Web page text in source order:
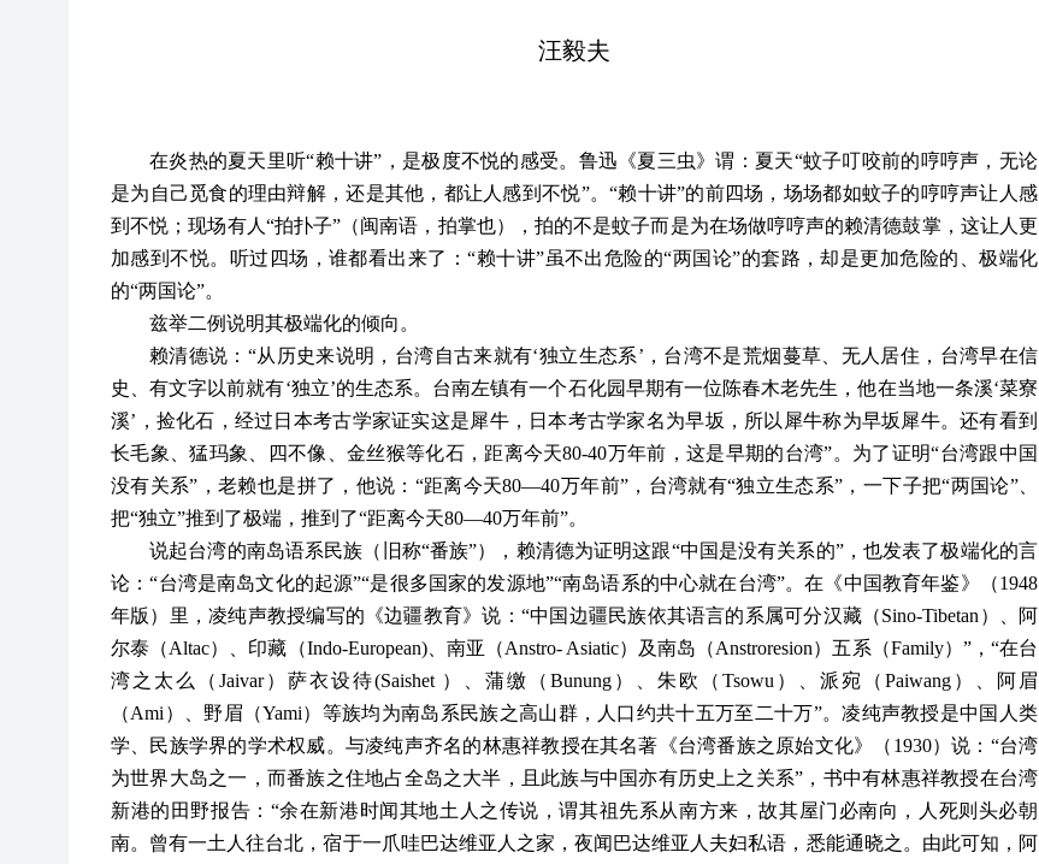
汪毅夫
在炎热的夏天里听“赖十讲”，是极度不悦的感受。鲁迅《夏三虫》谓：夏天“蚊子叮咬前的哼哼声，无论
是为自己觅食的理由辩解，还是其他，都让人感到不悦”。“赖十讲”的前四场，场场都如蚊子的哼哼声让人感
到不悦；现场有人“拍扑子”（闽南语，拍掌也），拍的不是蚊子而是为在场做哼哼声的赖清德鼓掌，这让人更
加感到不悦。听过四场，谁都看出来了：“赖十讲”虽不出危险的“两国论”的套路，却是更加危险的、极端化
的“两国论”。
兹举二例说明其极端化的倾向。
赖清德说： “从历史来说明，台湾自古来就有‘独立生态系’，台湾不是荒烟蔓草、无人居住，台湾早在信
史、有文字以前就有‘独立’的生态系。台南左镇有一个石化园早期有一位陈春木老先生，他在当地一条溪‘菜寮
溪’，捡化石，经过日本考古学家证实这是犀牛，日本考古学家名为早坂，所以犀牛称为早坂犀牛。还有看到
长毛象、猛玛象、四不像、金丝猴等化石，距离今天80-40万年前，这是早期的台湾”。为了证明“台湾跟中国
没有关系”，老赖也是拼了，他说：“距离今天80—40万年前”，台湾就有“独立生态系”，一下子把“两国论”、
把“独立”推到了极端，推到了“距离今天80—40万年前”。
说起台湾的南岛语系民族（旧称“番族”），赖清德为证明这跟“中国是没有关系的”，也发表了极端化的言
论：“台湾是南岛文化的起源”“是很多国家的发源地”“南岛语系的中心就在台湾”。在《中国教育年鉴》（1948
年版）里，凌纯声教授编写的《边疆教育》说：“中国边疆民族依其语言的系属可分汉藏（Sino-Tibetan）、阿
尔泰（Altac）、印藏（Indo-European)、南亚（Anstro- Asiatic）及南岛（Anstroresion）五系（Family）”，“在台
湾之太么（Jaivar）萨衣设待(Saishet ）、蒲缴（Bunung）、朱欧（Tsowu）、派宛（Paiwang）、阿眉
（Ami）、野眉（Yami）等族均为南岛系民族之高山群，人口约共十五万至二十万”。凌纯声教授是中国人类
学、民族学界的学术权威。与凌纯声齐名的林惠祥教授在其名著《台湾番族之原始文化》（1930）说：“台湾
为世界大岛之一，而番族之住地占全岛之大半，且此族与中国亦有历史上之关系”，书中有林惠祥教授在台湾
新港的田野报告：“余在新港时闻其地土人之传说，谓其祖先系从南方来，故其屋门必南向，人死则头必朝
南。曾有一土人往台北，宿于一爪哇巴达维亚人之家，夜闻巴达维亚人夫妇私语，悉能通晓之。由此可知，阿